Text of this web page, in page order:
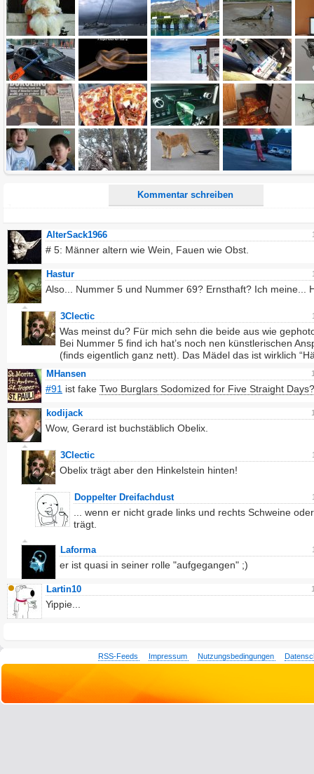
Kommentar schreiben
Name:
E-Mail-Adresse (optional):
Kommentar:
Alle HTML-Tags außer <br>, <strike> und <i> werden aus Deinem Kommentar entfernt.
URLs werden automatisch umgewandelt. Bitte verwende "www." oder "http://" in URLs
Ich möchte eine E-Mail, wenn zu meinem Kommentar Antworten erscheinen.
Ich möchte eine E-Mail, wenn auf dieser Seite weitere Kommentare erscheinen.
AlterSack1966
# 5: Männer altern wie Wein, Fauen wie Obst.
Hastur
Also... Nummer 5 und Nummer 69? Ernsthaft? Ich meine...
3Clectic
Was meinst du? Für mich sehn die beide aus wie
Bei Nummer 5 find ich hat’s noch nen künstlerischen
(finds eigentlich ganz nett). Das Mädel das ist wirklich
MHansen
#91 ist fake Two Burglars Sodomized for Five Straight Days?
kodijack
Wow, Gerard ist buchstäblich Obelix.
3Clectic
Obelix trägt aber den Hinkelstein hinten!
Doppelter Dreifachdust
... wenn er nicht grade links und rechts Schweine
trägt.
Laforma
er ist quasi in seiner rolle "aufgegangen" ;)
Lartin10
Yippie...
RSS-Feeds Impressum Nutzungsbedingungen